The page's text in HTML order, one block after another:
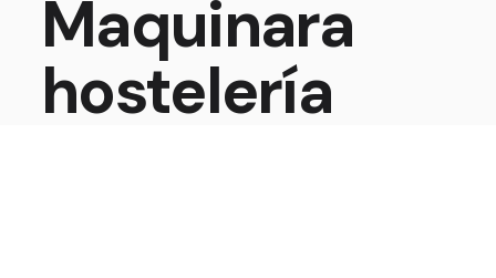
Maquinara
hostelería